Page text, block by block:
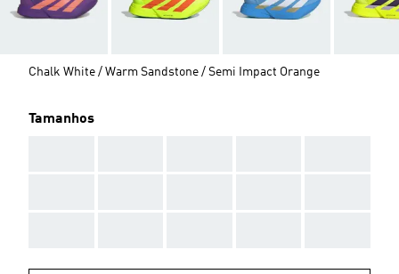
Chalk White / Warm Sandstone / Semi Impact Orange
Tamanhos